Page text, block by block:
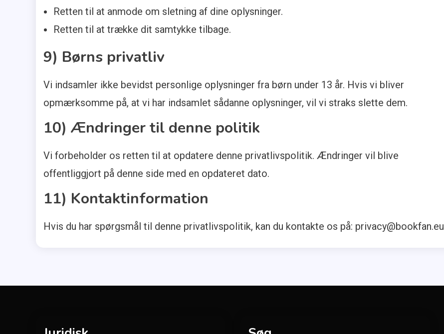
Retten til at anmode om sletning af dine oplysninger.
Retten til at trække dit samtykke tilbage.
9) Børns privatliv
Vi indsamler ikke bevidst personlige oplysninger fra børn under 13 år. Hvis vi bliver
opmærksomme på, at vi har indsamlet sådanne oplysninger, vil vi straks slette dem.
10) Ændringer til denne politik
Vi forbeholder os retten til at opdatere denne privatlivspolitik. Ændringer vil blive
offentliggjort på denne side med en opdateret dato.
11) Kontaktinformation
Hvis du har spørgsmål til denne privatlivspolitik, kan du kontakte os på: privacy@bookfan.eu